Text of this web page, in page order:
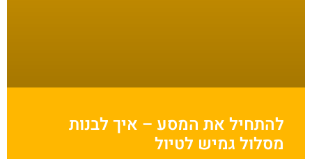
להתחיל את המסע – איך לבנות
מסלול גמיש לטיול